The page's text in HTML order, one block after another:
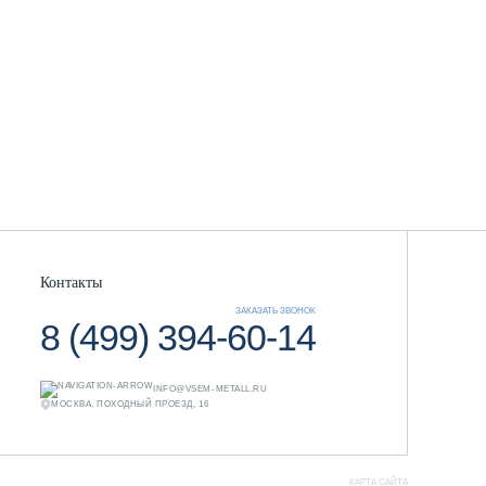
Контакты
ЗАКАЗАТЬ ЗВОНОК
8 (499) 394-60-14
INFO@VSEM-METALL.RU
МОСКВА, ПОХОДНЫЙ ПРОЕЗД, 16
КАРТА САЙТА